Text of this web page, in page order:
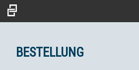
BESTELLUNG